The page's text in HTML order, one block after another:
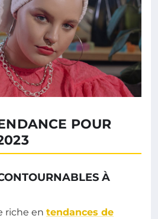
POUR
À
riche en tendances de